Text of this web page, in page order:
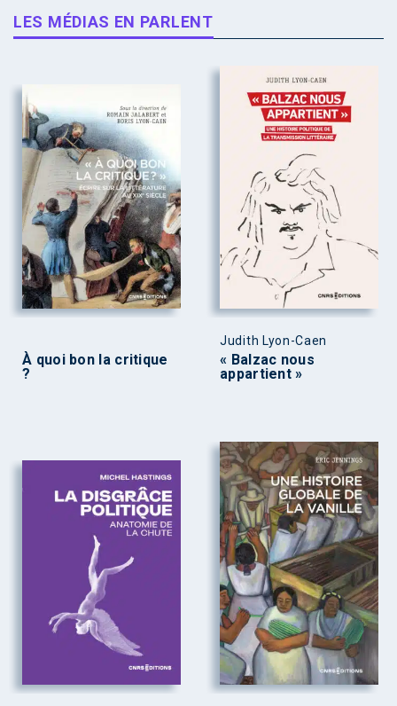
LES MÉDIAS EN PARLENT
À quoi bon la critique
?
Judith Lyon-Caen
« Balzac nous
appartient »